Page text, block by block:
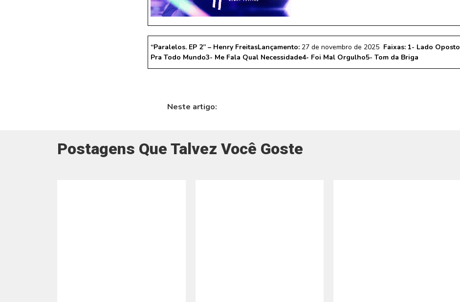
“Paralelos. EP 2” – Henry FreitasLançamento: 27 de novembro de 2025 Faixas: 1- Lado Oposto
Pra Todo Mundo3- Me Fala Qual Necessidade4- Foi Mal Orgulho5- Tom da Briga
Neste artigo:
Postagens Que Talvez Você Goste